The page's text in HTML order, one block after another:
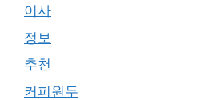
이사
정보
추천
커피원두